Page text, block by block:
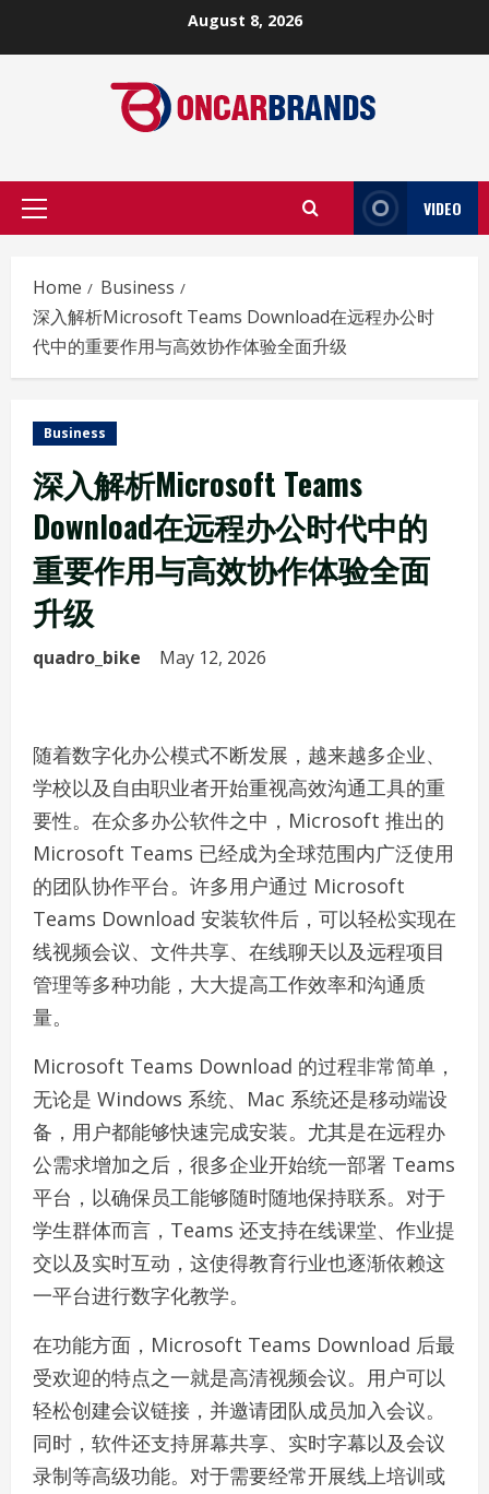
August 8, 2026
Primary
VIDEO
Home
Business
深入解析Microsoft Teams Download在远程办公时
代中的重要作用与高效协作体验全面升级
Business
深入解析Microsoft Teams
Download在远程办公时代中的
重要作用与高效协作体验全面
升级
quadro_bike May 12, 2026
随着数字化办公模式不断发展，越来越多企业、
学校以及自由职业者开始重视高效沟通工具的重
要性。在众多办公软件之中，Microsoft 推出的
Microsoft Teams 已经成为全球范围内广泛使用
的团队协作平台。许多用户通过 Microsoft
Teams Download 安装软件后，可以轻松实现在
线视频会议、文件共享、在线聊天以及远程项目
管理等多种功能，大大提高工作效率和沟通质
量。
Microsoft Teams Download 的过程非常简单，
无论是 Windows 系统、Mac 系统还是移动端设
备，用户都能够快速完成安装。尤其是在远程办
公需求增加之后，很多企业开始统一部署 Teams
平台，以确保员工能够随时随地保持联系。对于
学生群体而言，Teams 还支持在线课堂、作业提
交以及实时互动，这使得教育行业也逐渐依赖这
一平台进行数字化教学。
在功能方面，Microsoft Teams Download 后最
受欢迎的特点之一就是高清视频会议。用户可以
轻松创建会议链接，并邀请团队成员加入会议。
同时，软件还支持屏幕共享、实时字幕以及会议
录制等高级功能。对于需要经常开展线上培训或